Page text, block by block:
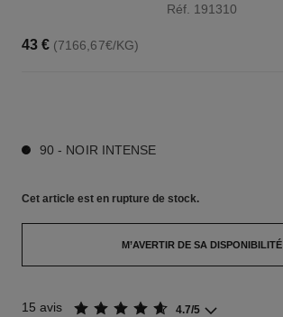
Réf. 191310
43 € (7166,67€/KG)
90 - NOIR INTENSE
Cet article est en rupture de stock.
M’AVERTIR DE SA DISPONIBILITÉ
15 avis 4.7/5